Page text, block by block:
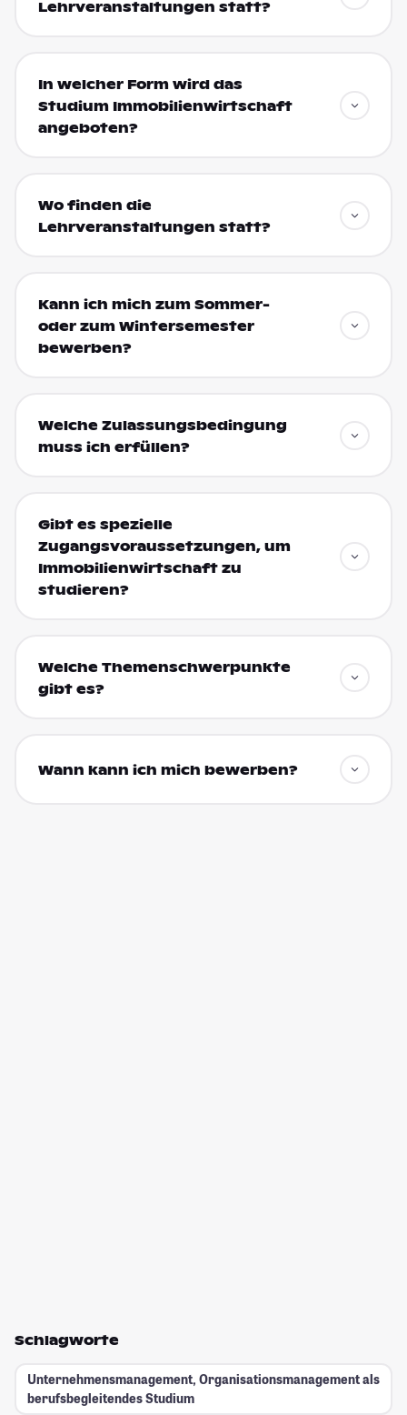
Lehrveranstaltungen statt?
In welcher Form wird das
Studium Immobilienwirtschaft
angeboten?
Wo finden die
Lehrveranstaltungen statt?
Kann ich mich zum Sommer-
oder zum Wintersemester
bewerben?
Welche Zulassungsbedingung
muss ich erfüllen?
Gibt es spezielle
Zugangsvoraussetzungen, um
Immobilienwirtschaft zu
studieren?
Welche Themenschwerpunkte
gibt es?
Wann kann ich mich bewerben?
Schlagworte
Unternehmensmanagement, Organisationsmanagement als
berufsbegleitendes Studium